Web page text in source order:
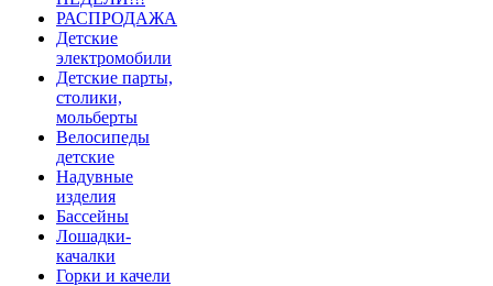
РАСПРОДАЖА
Детские
электромобили
Детские парты,
столики,
мольберты
Велосипеды
детские
Надувные
изделия
Бассейны
Лошадки-
качалки
Горки и качели